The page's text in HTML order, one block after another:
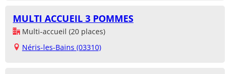
MULTI ACCUEIL 3 POMMES
Multi-accueil (20 places)
Néris-les-Bains (03310)